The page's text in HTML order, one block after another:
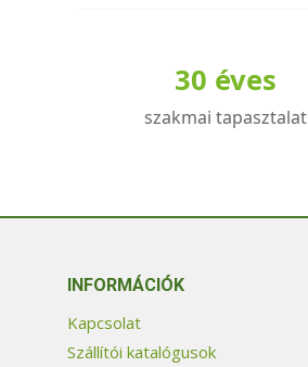
30 éves
szakmai tapasztalat
INFORMÁCIÓK
Kapcsolat
Szállítói katalógusok